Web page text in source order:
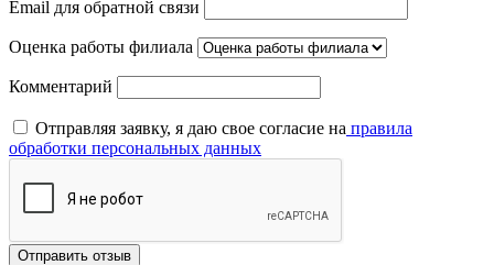
Email для обратной связи
Оценка работы филиала
Комментарий
Отправляя заявку, я даю свое согласие на правила
обработки персональных данных
Отправить отзыв